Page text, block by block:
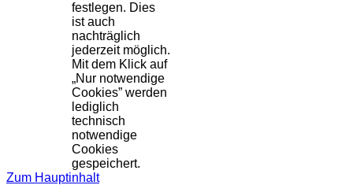
festlegen. Dies
ist auch
nachträglich
jederzeit möglich.
Mit dem Klick auf
„Nur notwendige
Cookies” werden
lediglich
technisch
notwendige
Cookies
gespeichert.
Zum Hauptinhalt